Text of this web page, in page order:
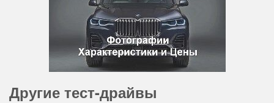
Другие тест-драйвы